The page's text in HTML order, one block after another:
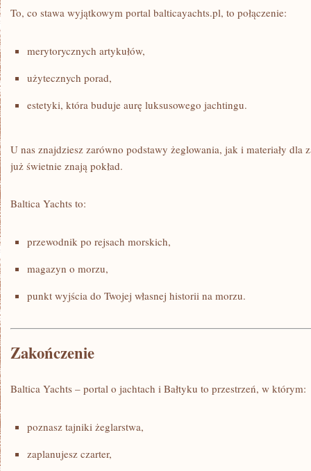
To, co stawa wyjątkowym portal balticayachts.pl, to połączenie:
merytorycznych artykułów,
użytecznych porad,
estetyki, która buduje aurę luksusowego jachtingu.
U nas znajdziesz zarówno podstawy żeglowania, jak i materiały dla
już świetnie znają pokład.
Baltica Yachts to:
przewodnik po rejsach morskich,
magazyn o morzu,
punkt wyjścia do Twojej własnej historii na morzu.
Zakończenie
Baltica Yachts – portal o jachtach i Bałtyku to przestrzeń, w którym:
poznasz tajniki żeglarstwa,
zaplanujesz czarter,